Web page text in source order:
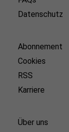
Datenschutz
Abonnement
Cookies
RSS
Karriere
Über uns